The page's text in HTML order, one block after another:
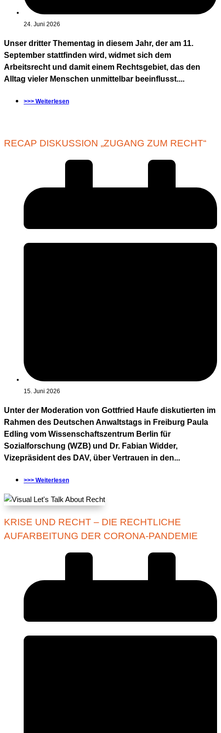
24. Juni 2026
Unser dritter Thementag in diesem Jahr, der am 11.
September stattfinden wird, widmet sich dem
Arbeitsrecht und damit einem Rechtsgebiet, das den
Alltag vieler Menschen unmittelbar beeinflusst....
>>> Weiterlesen
RECAP DISKUSSION „ZUGANG ZUM RECHT“
15. Juni 2026
Unter der Moderation von Gottfried Haufe diskutierten im
Rahmen des Deutschen Anwaltstags in Freiburg Paula
Edling vom Wissenschaftszentrum Berlin für
Sozialforschung (WZB) und Dr. Fabian Widder,
Vizepräsident des DAV, über Vertrauen in den...
>>> Weiterlesen
KRISE UND RECHT – DIE RECHTLICHE
AUFARBEITUNG DER CORONA-PANDEMIE